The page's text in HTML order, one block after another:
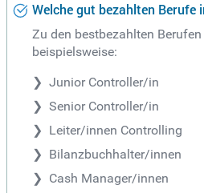
Welche gut bezahlten Berufe
Zu den bestbezahlten
beispielsweise:
Junior Controller/in
Senior Controller/in
Leiter/innen Controlling
Bilanzbuchhalter/innen
Cash Manager/innen